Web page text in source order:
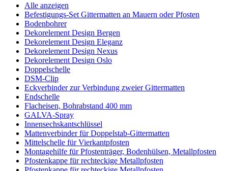
Alle anzeigen
Befestigungs-Set Gittermatten an Mauern oder Pfosten
Bodenbohrer
Dekorelement Design Bergen
Dekorelement Design Eleganz
Dekorelement Design Nexus
Dekorelement Design Oslo
Doppelschelle
DSM-Clip
Eckverbinder zur Verbindung zweier Gittermatten
Endschelle
Flacheisen, Bohrabstand 400 mm
GALVA-Spray
Innensechskantschlüssel
Mattenverbinder für Doppelstab-Gittermatten
Mittelschelle für Vierkantpfosten
Montagehilfe für Pfostenträger, Bodenhülsen, Metallpfosten
Pfostenkappe für rechteckige Metallpfosten